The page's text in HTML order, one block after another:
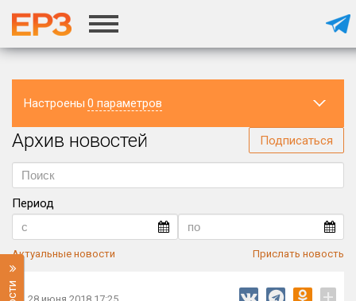
Настроены 0 параметров
Регион
Архив новостей Подписаться
Период
Актуальные новости Прислать новость